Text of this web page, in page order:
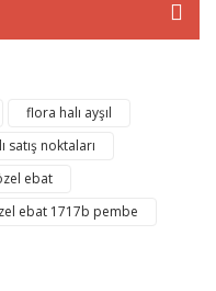
flora halı ayşıl
satış noktaları
ebat
ebat 1717b pembe